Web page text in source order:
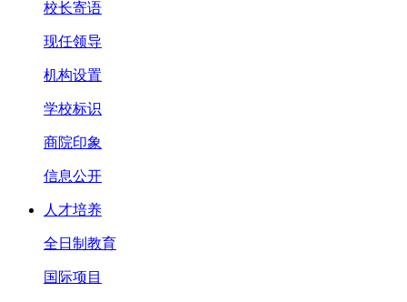
校长寄语
现任领导
机构设置
学校标识
商院印象
信息公开
人才培养
全日制教育
国际项目